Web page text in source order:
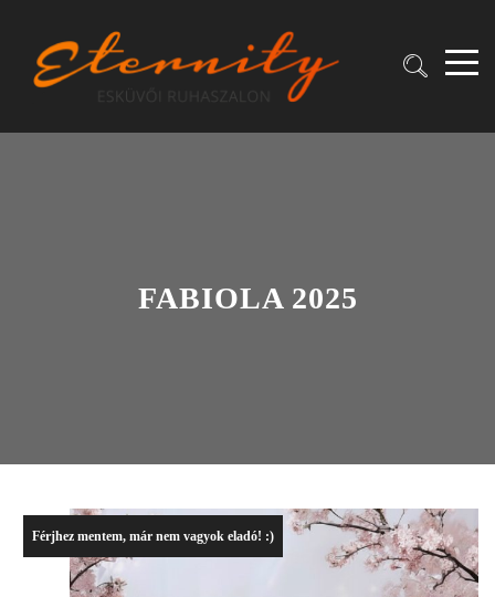
FABIOLA 2025
Férjhez mentem, már nem vagyok eladó! :)